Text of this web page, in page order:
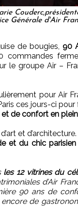
Générale d'Air
de bougies, 90
commandes
le groupe Air –
pour Air
ces jours-ci pour
et de confort en
et d’architecture.
et du chic parisien
les 12 vitrines du
d’Air
90 ans de
de